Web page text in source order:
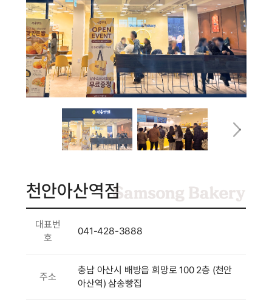
천안아산역점
대표번
호
041-428-3888
주소
충남 아산시 배방읍 희망로 100 2층 (천안
아산역) 삼송빵집